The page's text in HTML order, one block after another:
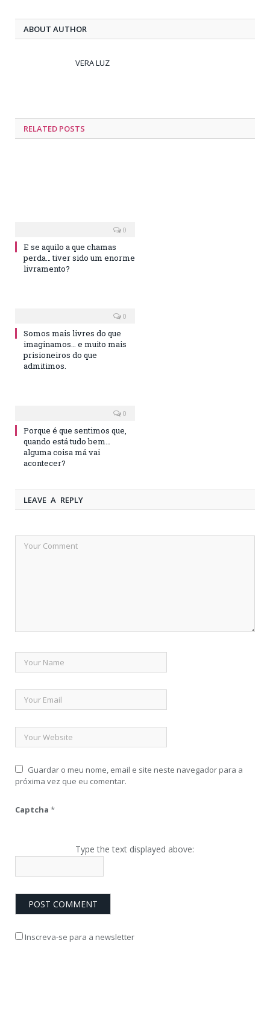
ABOUT AUTHOR
VERA LUZ
RELATED POSTS
0
E se aquilo a que chamas
perda… tiver sido um enorme
livramento?
0
Somos mais livres do que
imaginamos… e muito mais
prisioneiros do que
admitimos.
0
Porque é que sentimos que,
quando está tudo bem…
alguma coisa má vai
acontecer?
LEAVE A REPLY
Guardar o meu nome, email e site neste navegador para a
próxima vez que eu comentar.
Captcha *
Type the text displayed above:
Inscreva-se para a newsletter